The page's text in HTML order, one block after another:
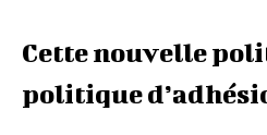
Cette nouvelle
politique